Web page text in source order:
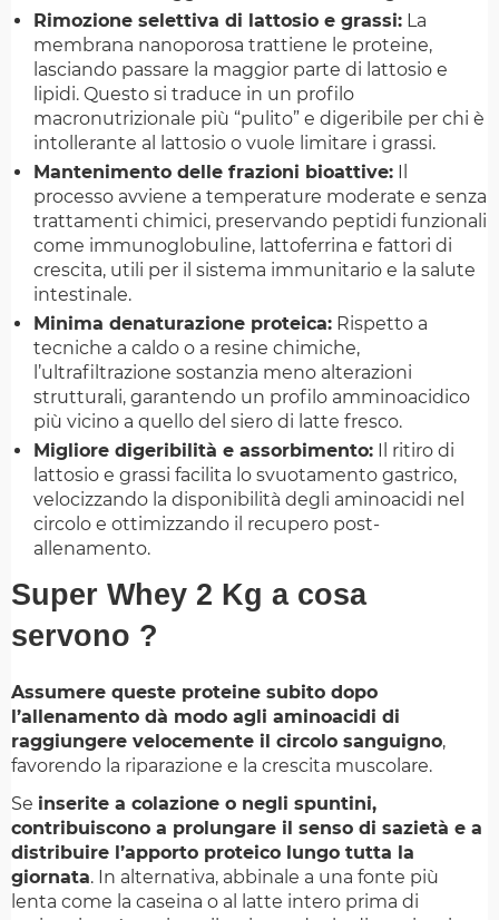
Rimozione selettiva di lattosio e grassi: La
membrana nanoporosa trattiene le proteine,
lasciando passare la maggior parte di lattosio e
lipidi. Questo si traduce in un profilo
macronutrizionale più “pulito” e digeribile per chi è
intollerante al lattosio o vuole limitare i grassi.
Mantenimento delle frazioni bioattive:
processo avviene a temperature moderate e senza
trattamenti chimici, preservando peptidi funzionali
come immunoglobuline, lattoferrina e fattori di
crescita, utili per il sistema immunitario e la salute
intestinale.
Minima denaturazione proteica: Rispetto a
tecniche a caldo o a resine chimiche,
l’ultrafiltrazione sostanzia meno alterazioni
strutturali, garantendo un profilo amminoacidico
più vicino a quello del siero di latte fresco.
Migliore digeribilità e assorbimento: Il ritiro di
lattosio e grassi facilita lo svuotamento gastrico,
velocizzando la disponibilità degli aminoacidi nel
circolo e ottimizzando il recupero post-
allenamento.
Super Whey 2 Kg a cosa
servono ?
Assumere queste proteine subito dopo
l’allenamento dà modo agli aminoacidi di
raggiungere velocemente il circolo sanguigno,
favorendo la riparazione e la crescita muscolare.
Se inserite a colazione o negli spuntini,
contribuiscono a prolungare il senso di sazietà e a
distribuire l’apporto proteico lungo tutta la
giornata. In alternativa, abbinale a una fonte più
lenta come la caseina o al latte intero prima di